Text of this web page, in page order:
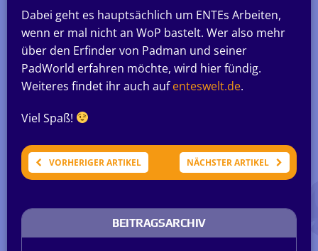
Dabei geht es hauptsächlich um ENTEs Arbeiten,
wenn er mal nicht an WoP bastelt. Wer also mehr
über den Erfinder von Padman und seiner
PadWorld erfahren möchte, wird hier fündig.
Weiteres findet ihr auch aufenteswelt.de.
Viel Spaß!
VORHERIGER ARTIKEL NÄCHSTER ARTIKEL
BEITRAGSARCHIV